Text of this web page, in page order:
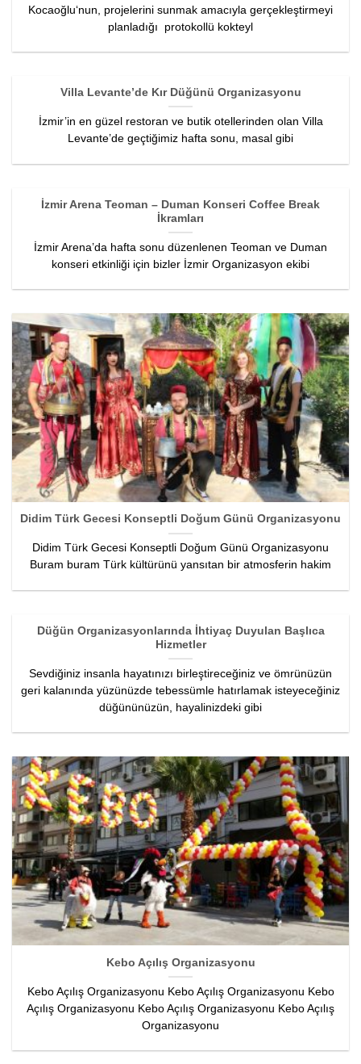
Kocaoğlu‘nun, projelerini sunmak amacıyla gerçekleştirmeyi
planladığı protokollü kokteyl
Villa Levante’de Kır Düğünü Organizasyonu
İzmir’in en güzel restoran ve butik otellerinden olan Villa
Levante’de geçtiğimiz hafta sonu, masal gibi
İzmir Arena Teoman – Duman Konseri Coffee Break
İkramları
İzmir Arena’da hafta sonu düzenlenen Teoman ve Duman
konseri etkinliği için bizler İzmir Organizasyon ekibi
Didim Türk Gecesi Konseptli Doğum Günü Organizasyonu
Didim Türk Gecesi Konseptli Doğum Günü Organizasyonu
Buram buram Türk kültürünü yansıtan bir atmosferin hakim
Düğün Organizasyonlarında İhtiyaç Duyulan Başlıca
Hizmetler
Sevdiğiniz insanla hayatınızı birleştireceğiniz ve ömrünüzün
geri kalanında yüzünüzde tebessümle hatırlamak isteyeceğiniz
düğününüzün, hayalinizdeki gibi
Kebo Açılış Organizasyonu
Kebo Açılış Organizasyonu Kebo Açılış Organizasyonu Kebo
Açılış Organizasyonu Kebo Açılış Organizasyonu Kebo Açılış
Organizasyonu